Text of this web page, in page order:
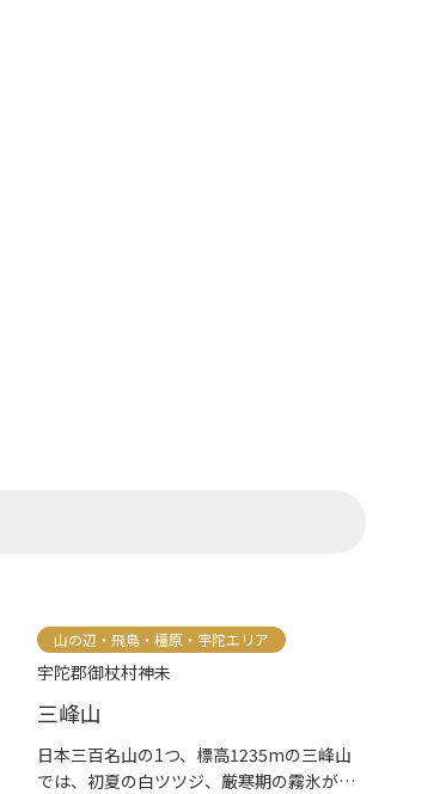
山の辺・飛鳥・橿原・宇陀エリア
宇陀郡御杖村神未
三峰山
日本三百名山の1つ、標高1235mの三峰山
では、初夏の白ツツジ、厳寒期の霧氷が大